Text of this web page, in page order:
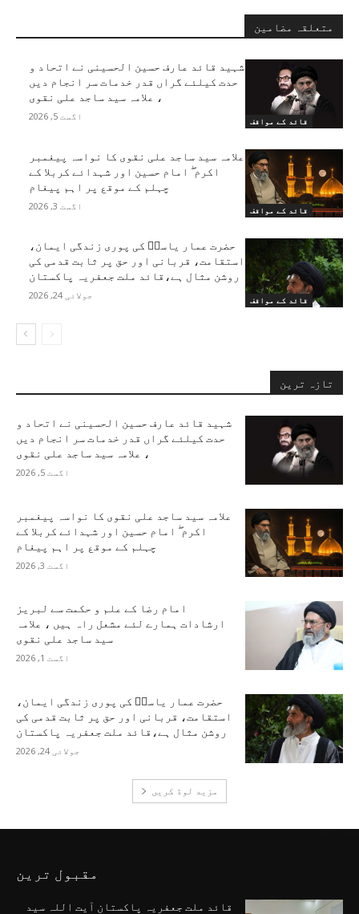
متعلقہ مضامین
قائد کے مواقف
شہید قائد عارف حسین الحسینی نے اتحاد و
حدت کیلئے گراں قدر خدمات سر انجام دیں
، علامہ سید ساجد علی نقوی
اگست 5, 2026
قائد کے مواقف
علامہ سید ساجد علی نقوی کا نواسہ پیغمبر
اکرم ۖ امام حسین اور شہدائے کربلا کے
چہلم کے موقع پر اہم پیغام
اگست 3, 2026
قائد کے مواقف
حضرت عمار یاسرؑ کی پوری زندگی ایمان،
استقامت، قربانی اور حق پر ثابت قدمی کی
روشن مثال ہے،قائد ملت جعفریہ پاکستان
جولائی 24, 2026
تازہ ترین
شہید قائد عارف حسین الحسینی نے اتحاد و
حدت کیلئے گراں قدر خدمات سر انجام دیں
، علامہ سید ساجد علی نقوی
اگست 5, 2026
علامہ سید ساجد علی نقوی کا نواسہ پیغمبر
اکرم ۖ امام حسین اور شہدائے کربلا کے
چہلم کے موقع پر اہم پیغام
اگست 3, 2026
امام رضا کے علم و حکمت سے لبریز
ارشادات ہمارے لئے مشعل راہ ہیں ، علامہ
سید ساجد علی نقوی
اگست 1, 2026
حضرت عمار یاسرؑ کی پوری زندگی ایمان،
استقامت، قربانی اور حق پر ثابت قدمی کی
روشن مثال ہے،قائد ملت جعفریہ پاکستان
جولائی 24, 2026
مزید لوڈ کریں
مقبول ترین
قائد ملت جعفریہ پاکستان آیت اللہ سید